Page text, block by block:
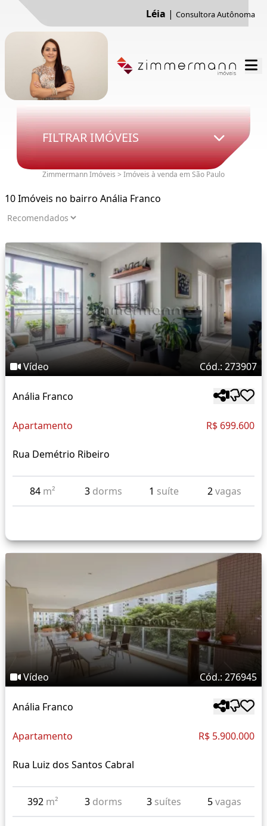
Léia | Consultora Autônoma
FILTRAR IMÓVEIS
Zimmermann Imóveis > Imóveis à venda em São Paulo
10 Imóveis no bairro Anália Franco
Vídeo Cód.: 273907
Anália Franco
Apartamento R$ 699.600
Rua Demétrio Ribeiro
84 m² 3 dorms 1 suíte 2vagas
Vídeo Cód.: 276945
Anália Franco
Apartamento R$ 5.900.000
Rua Luiz dos Santos Cabral
392 m² 3 dorms 3 suítes 5vagas